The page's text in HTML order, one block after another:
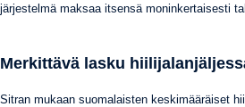
järjestelmä maksaa itsensä moninkertaisesti
Merkittävä lasku
Sitran mukaan suomalaisten keskimääräiset